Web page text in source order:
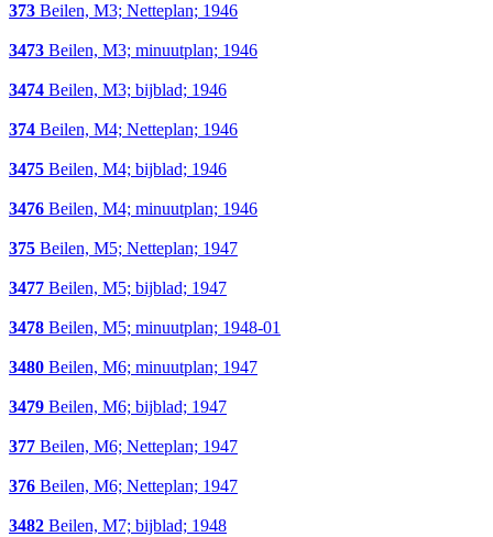
373 Beilen, M3; Netteplan; 1946
3473 Beilen, M3; minuutplan; 1946
3474 Beilen, M3; bijblad; 1946
374 Beilen, M4; Netteplan; 1946
3475 Beilen, M4; bijblad; 1946
3476 Beilen, M4; minuutplan; 1946
375 Beilen, M5; Netteplan; 1947
3477 Beilen, M5; bijblad; 1947
3478 Beilen, M5; minuutplan; 1948-01
3480 Beilen, M6; minuutplan; 1947
3479 Beilen, M6; bijblad; 1947
377 Beilen, M6; Netteplan; 1947
376 Beilen, M6; Netteplan; 1947
3482 Beilen, M7; bijblad; 1948